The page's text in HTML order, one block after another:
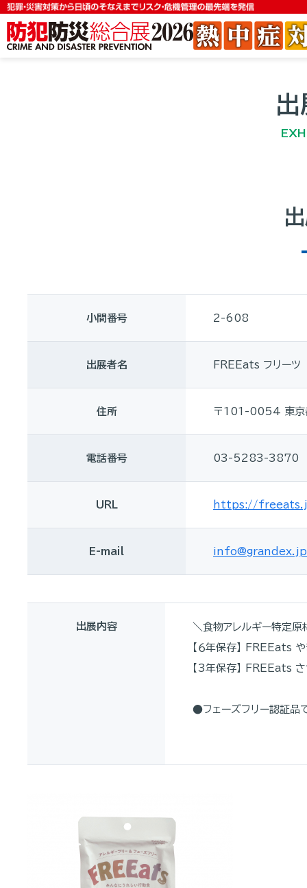
出
小間番号 2-608
出展者名 FREEats フリーツ
住所 〒101-0054 東京
電話番号 03-5283-3870
URL https://
E-mail info@grandex.jp
出展内容
＼食物アレルギー特定
【６年保存】 FREEats
【3年保存】 FREEats
●フェーズフリー認証品